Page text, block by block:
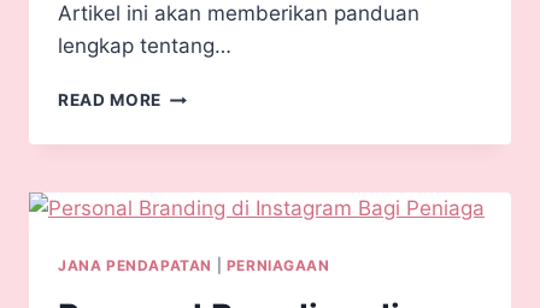
Artikel ini akan memberikan panduan
lengkap tentang…
READ MORE
JANA PENDAPATAN PERNIAGAAN